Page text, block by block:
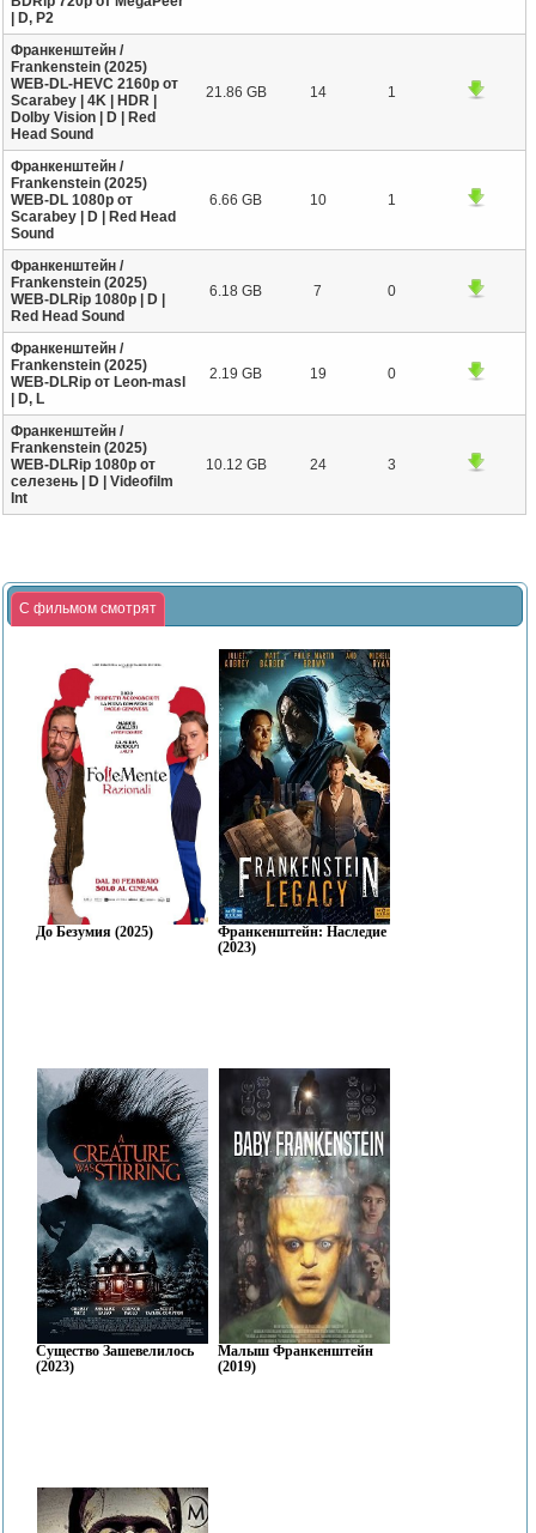
| D, P2
Франкенштейн /
Frankenstein (2025)
WEB-DL-HEVC 2160p от
Scarabey | 4K | HDR |
Dolby Vision | D | Red
Head Sound
21.86 GB 14 1
Франкенштейн /
Frankenstein (2025)
WEB-DL 1080p от
Scarabey | D | Red Head
Sound
6.66 GB 10 1
Франкенштейн /
Frankenstein (2025)
WEB-DLRip 1080p | D |
Red Head Sound
6.18 GB 7 0
Франкенштейн /
Frankenstein (2025)
WEB-DLRip от Leon-masl
| D, L
2.19 GB 19 0
Франкенштейн /
Frankenstein (2025)
WEB-DLRip 1080p от
селезень | D | Videofilm
Int
10.12 GB 24 3
С фильмом смотрят
До Безумия (2025)
Франкенштейн: Наследие
(2023)
Существо Зашевелилось
(2023)
Малыш Франкенштейн
(2019)